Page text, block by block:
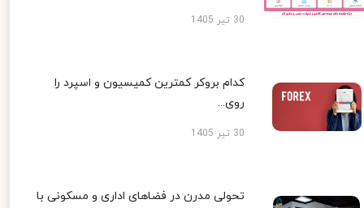
30 تیر 1405
کدام بروکر کمترین کمیسیون و اسپرد را
روی...
30 تیر 1405
تحولی مدرن در فضاهای اداری و مسکونی با